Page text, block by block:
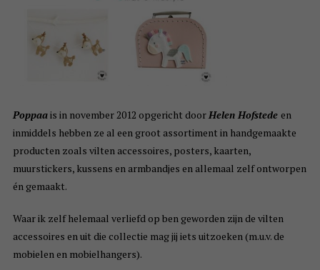
Poppaais in november 2012 opgericht doorHelen Hofstede en
inmiddels hebben ze al een groot assortiment in handgemaakte
producten zoals vilten accessoires, posters, kaarten,
muurstickers, kussens en armbandjes en allemaal zelf ontworpen
én gemaakt.
Waar ik zelf helemaal verliefd op ben geworden zijn de vilten
accessoires en uit die collectie mag jij iets uitzoeken (m.u.v. de
mobielen en mobielhangers).